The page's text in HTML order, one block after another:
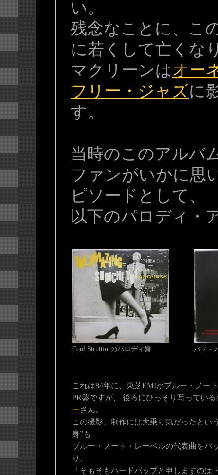
い。
残念なことに、こ
に若くして亡くな
マクリーンはオー
フリー・ジャズに
す。
当時のこのアルバ
ファンがいかに思
ピソードとして、
以下のパロディ・
Cool Struttin’のパロディ盤 バド・
これは84年に、東芝EMIがブルー・ノー
PR盤ですが、 後ろにひっそり写ってい
一さん。
この撮影、制作には大乗り気だったとい
身”も
ブルー・ノート・レーベルの代表曲をバ
り、
「そもそもハードバップと申しますのは